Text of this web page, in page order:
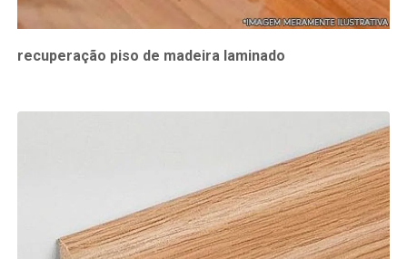
recuperação piso de madeira laminado